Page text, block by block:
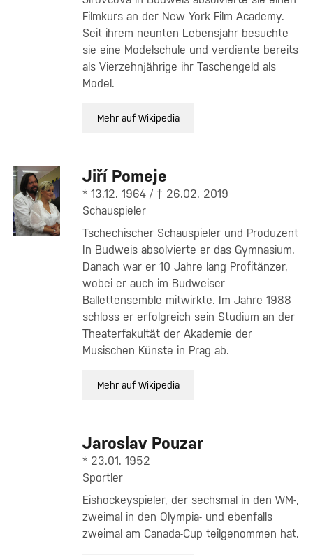
Filmkurs an der New York Film Academy.
Seit ihrem neunten Lebensjahr besuchte
sie eine Modelschule und verdiente bereits
als Vierzehnjährige ihr Taschengeld als
Model.
Mehr auf Wikipedia
Jiří Pomeje
* 13.12. 1964 / † 26.02. 2019
Schauspieler
Tschechischer Schauspieler und Produzent
In Budweis absolvierte er das Gymnasium.
Danach war er 10 Jahre lang Profitänzer,
wobei er auch im Budweiser
Ballettensemble mitwirkte. Im Jahre 1988
schloss er erfolgreich sein Studium an der
Theaterfakultät der Akademie der
Musischen Künste in Prag ab.
Mehr auf Wikipedia
Jaroslav Pouzar
* 23.01. 1952
Sportler
Eishockeyspieler, der sechsmal in den WM-,
zweimal in den Olympia- und ebenfalls
zweimal am Canada-Cup teilgenommen hat.